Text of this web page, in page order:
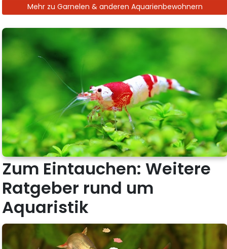
Mehr zu Garnelen & anderen Aquarienbewohnern
Zum Eintauchen: Weitere
Ratgeber rund um
Aquaristik